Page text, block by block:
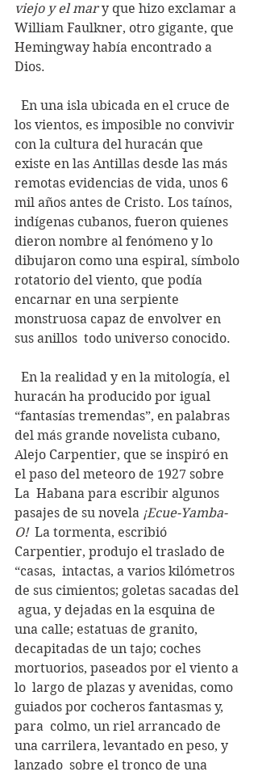
viejo y el mar y que hizo exclamar a
William Faulkner, otro gigante, que
Hemingway había encontrado a
Dios.
los vientos, es imposible no convivir
con la cultura del huracán que
existe en las Antillas desde las más
remotas evidencias de vida, unos 6
mil años antes de Cristo. Los taínos,
indígenas cubanos, fueron quienes
dieron nombre al fenómeno y lo
dibujaron como una espiral, símbolo
rotatorio del viento, que podía
encarnar en una serpiente
monstruosa capaz de envolver en
sus anillos  todo universo conocido.
huracán ha producido por igual
“fantasías tremendas”, en palabras
del más grande novelista cubano,
Alejo Carpentier, que se inspiró en
el paso del meteoro de 1927 sobre
La  Habana para escribir algunos
pasajes de su novela ¡Ecue-Yamba-
O!
  La tormenta, escribió
Carpentier, produjo el traslado de
“casas,  intactas, a varios kilómetros
de sus cimientos; goletas sacadas del
agua, y dejadas en la esquina de
una calle; estatuas de granito,
decapitadas de un tajo; coches
mortuorios, paseados por el viento a
lo  largo de plazas y avenidas, como
guiados por cocheros fantasmas y,
para  colmo, un riel arrancado de
una carrilera, levantado en peso, y
lanzado  sobre el tronco de una